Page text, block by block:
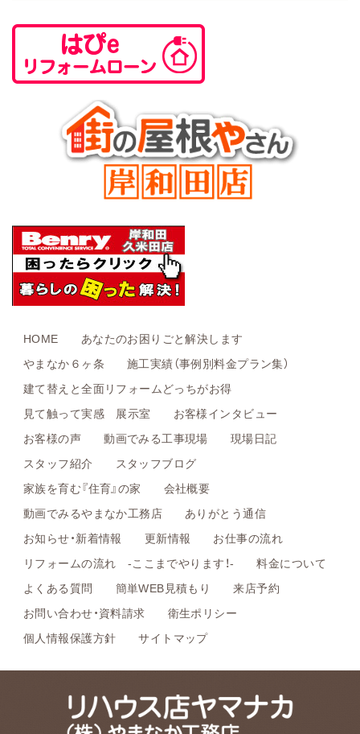
HOME
あなたのお困りごと解決します
やまなか６ヶ条
施工実績（事例別料金プラン集）
建て替えと全面リフォームどっちがお得
見て触って実感 展示室
お客様インタビュー
お客様の声
動画でみる工事現場
現場日記
スタッフ紹介
スタッフブログ
家族を育む『住育』の家
会社概要
動画でみるやまなか工務店
ありがとう通信
お知らせ・新着情報
更新情報
お仕事の流れ
リフォームの流れ -ここまでやります！-
料金について
よくある質問
簡単WEB見積もり
来店予約
お問い合わせ・資料請求
衛生ポリシー
個人情報保護方針
サイトマップ